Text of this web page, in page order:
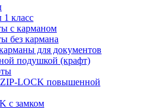
класс
с карманом
без кармана
для документов
подушкой (крафт)
ZIP-LOCK повышенной
с замком